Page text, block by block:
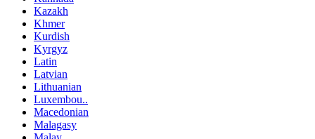
Kazakh
Khmer
Kurdish
Kyrgyz
Latin
Latvian
Lithuanian
Luxembou..
Macedonian
Malagasy